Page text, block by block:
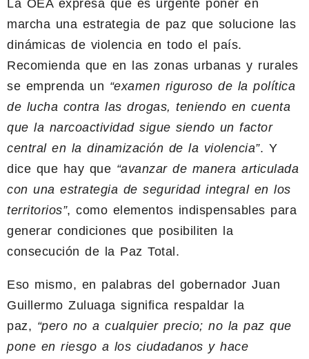
La OEA expresa que es urgente poner en
marcha una estrategia de paz que solucione las
dinámicas de violencia en todo el país.
Recomienda que en las zonas urbanas y rurales
se emprenda un “examen riguroso de la política
de lucha contra las drogas, teniendo en cuenta
que la narcoactividad sigue siendo un factor
central en la dinamización de la violencia”. Y
dice que hay que “avanzar de manera articulada
con una estrategia de seguridad integral en los
territorios”, como elementos indispensables para
generar condiciones que posibiliten la
consecución de la Paz Total.
Eso mismo, en palabras del gobernador Juan
Guillermo Zuluaga significa respaldar la
paz, “pero no a cualquier precio; no la paz que
pone en riesgo a los ciudadanos y hace